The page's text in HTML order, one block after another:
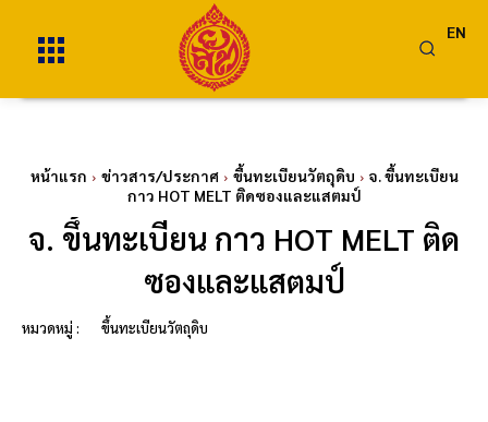
EN
หน้าแรก ข่าวสาร/ประกาศ ขึ้นทะเบียนวัตถุดิบ
จ. ขึ้นทะเบียน
กาว HOT MELT ติดซองและแสตมป์
จ. ขึ้นทะเบียน กาว HOT MELT ติด
ซองและแสตมป์
หมวดหมู่ : ขึ้นทะเบียนวัตถุดิบ